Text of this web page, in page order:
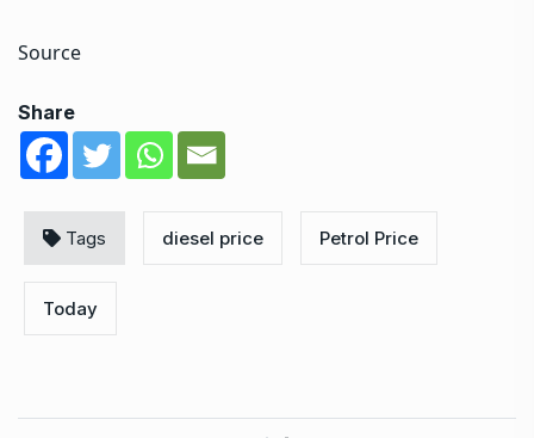
Source
Share
Tags diesel price Petrol Price
Today